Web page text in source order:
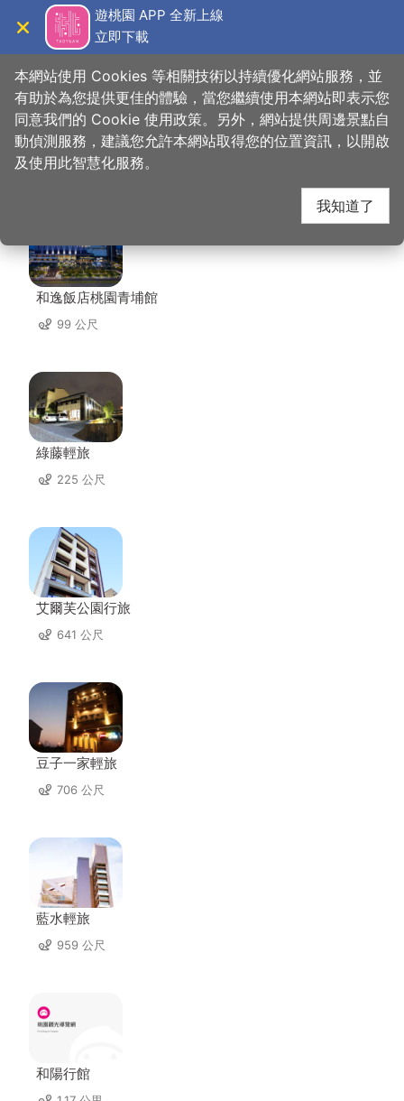
主
遊桃園 APP 全新上線
立即下載
首頁 > 想去的地方 > 美食、購物 > 桃園新光影城
桃園新光影城 周邊住宿
和逸飯店桃園青埔館
99 公尺
綠藤輕旅
225 公尺
艾爾芙公園行旅
641 公尺
豆子一家輕旅
706 公尺
藍水輕旅
959 公尺
和陽行館
本網站使用 Cookies 等相關技術以持續優化網站服務，並
有助於為您提供更佳的體驗，當您繼續使用本網站即表示您
同意我們的 Cookie 使用政策。另外，網站提供周邊景點自
動偵測服務，建議您允許本網站取得您的位置資訊，以開啟
及使用此智慧化服務。
我知道了